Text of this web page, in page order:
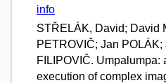
info
STŘELÁK, David; David
PETROVIČ; Jan
FILIPOVIČ. Umpalumpa:
execution of complex